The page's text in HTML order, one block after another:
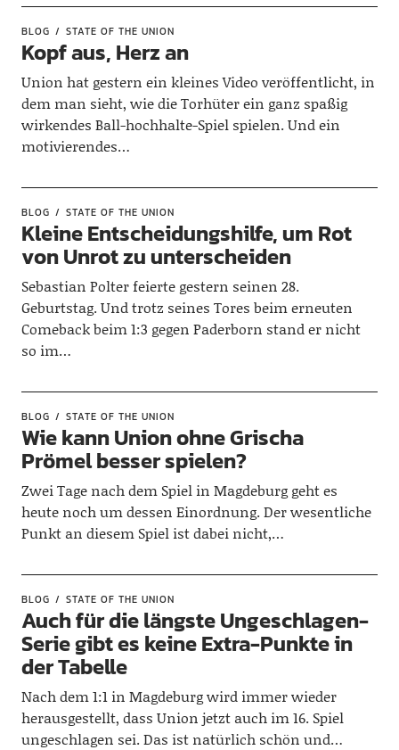
BLOG STATE OF THE UNION
Kopf aus, Herz an
Union hat gestern ein kleines Video veröffentlicht, in
dem man sieht, wie die Torhüter ein ganz spaßig
wirkendes Ball-hochhalte-Spiel spielen. Und ein
motivierendes…
BLOG STATE OF THE UNION
Kleine Entscheidungshilfe, um Rot
von Unrot zu unterscheiden
Sebastian Polter feierte gestern seinen 28.
Geburtstag. Und trotz seines Tores beim erneuten
Comeback beim 1:3 gegen Paderborn stand er nicht
so im…
BLOG STATE OF THE UNION
Wie kann Union ohne Grischa
Prömel besser spielen?
Zwei Tage nach dem Spiel in Magdeburg geht es
heute noch um dessen Einordnung. Der wesentliche
Punkt an diesem Spiel ist dabei nicht,…
BLOG STATE OF THE UNION
Auch für die längste Ungeschlagen-
Serie gibt es keine Extra-Punkte in
der Tabelle
Nach dem 1:1 in Magdeburg wird immer wieder
herausgestellt, dass Union jetzt auch im 16. Spiel
ungeschlagen sei. Das ist natürlich schön und…